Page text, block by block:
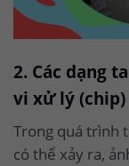
2. Các dạng
vi xử lý (chip)
Trong quá trình
có thể xảy ra,